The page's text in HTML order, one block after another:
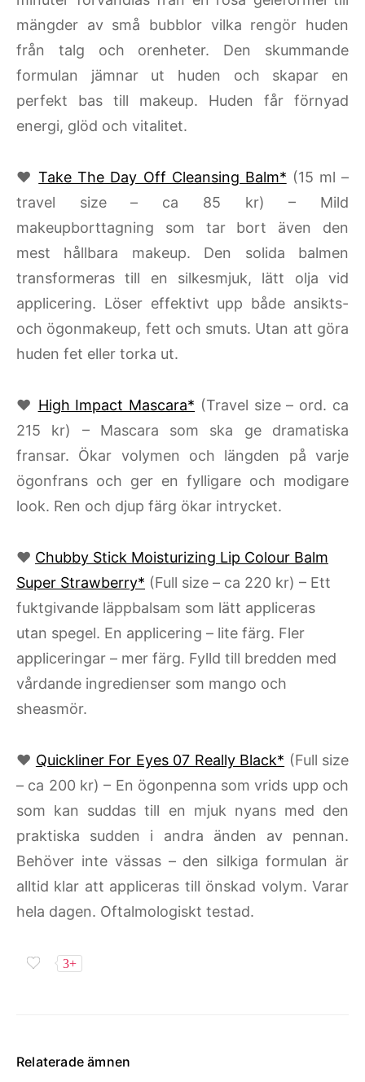
mängder av små bubblor vilka rengör huden
från talg och orenheter. Den skummande
formulan jämnar ut huden och skapar en
perfekt bas till makeup. Huden får förnyad
energi, glöd och vitalitet.
♥Take The Day Off Cleansing Balm* (15 ml –
travel size – ca 85 kr) – Mild
makeupborttagning som tar bort även den
mest hållbara makeup. Den solida balmen
transformeras till en silkesmjuk, lätt olja vid
applicering. Löser effektivt upp både ansikts-
och ögonmakeup, fett och smuts. Utan att göra
huden fet eller torka ut.
♥ High Impact Mascara* (Travel size – ord. ca
215 kr) – Mascara som ska ge dramatiska
fransar. Ökar volymen och längden på varje
ögonfrans och ger en fylligare och modigare
look. Ren och djup färg ökar intrycket.
♥ Chubby Stick Moisturizing Lip Colour Balm
Super Strawberry* (Full size – ca 220 kr) – Ett
fuktgivande läppbalsam som lätt appliceras
utan spegel. En applicering – lite färg. Fler
appliceringar – mer färg. Fylld till bredden med
vårdande ingredienser som mango och
sheasmör.
♥ Quickliner For Eyes 07 Really Black* (Full size
– ca 200 kr) – En ögonpenna som vrids upp och
som kan suddas till en mjuk nyans med den
praktiska sudden i andra änden av pennan.
Behöver inte vässas – den silkiga formulan är
alltid klar att appliceras till önskad volym. Varar
hela dagen. Oftalmologiskt testad.
3+
Relaterade ämnen